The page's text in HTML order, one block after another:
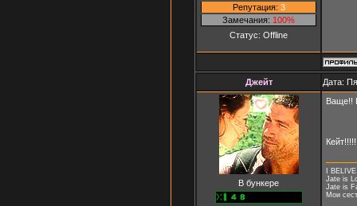
Репутация: 3
Замечания: 100%
Статус: Offline
Джейт Дата:
В бункере
Ваще!!
I
Jate is
Jate is
Мои